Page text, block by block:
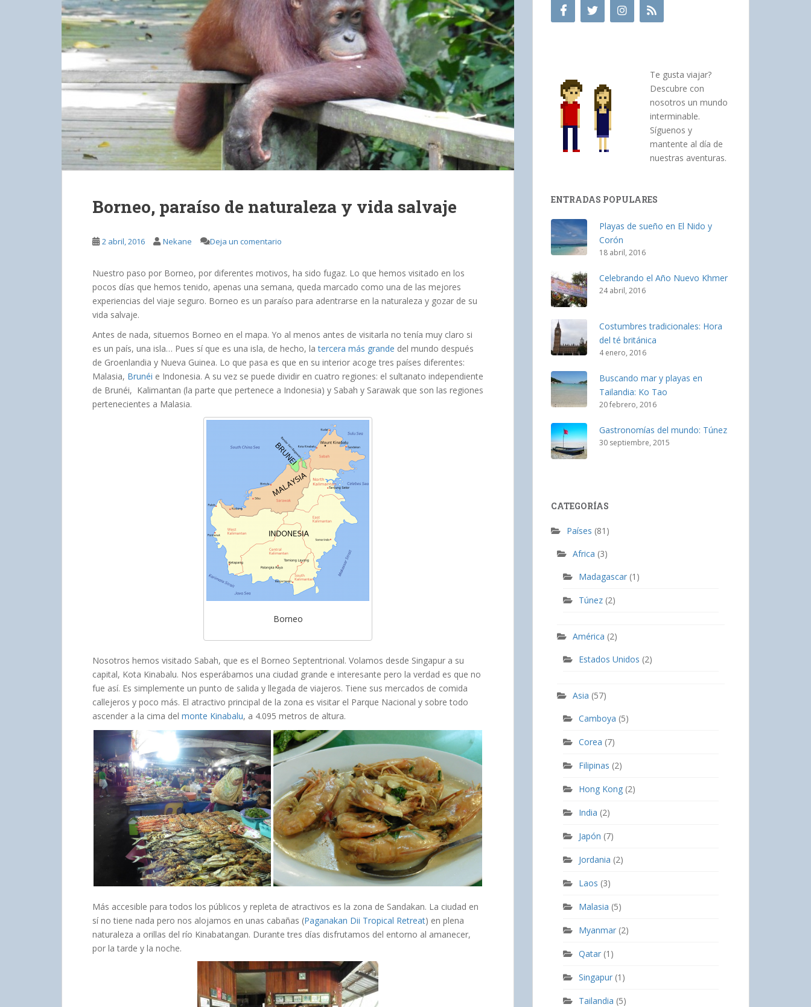
Borneo, paraíso de naturaleza y vida salvaje
2 abril, 2016 Nekane Deja un comentario
Nuestro paso por Borneo, por diferentes motivos, ha sido fugaz. Lo que hemos visitado en los
pocos días que hemos tenido, apenas una semana, queda marcado como una de las mejores
experiencias del viaje seguro. Borneo es un paraíso para adentrarse en la naturaleza y gozar de su
vida salvaje.
Antes de nada, situemos Borneo en el mapa. Yo al menos antes de visitarla no tenía muy claro si
es un país, una isla… Pues sí que es una isla, de hecho, latercera más grande del mundo después
de Groenlandia y Nueva Guinea. Lo que pasa es que en su interior acoge tres países diferentes:
Malasia, Brunéi e Indonesia. A su vez se puede dividir en cuatro regiones: el sultanato independiente
de Brunéi, Kalimantan (la parte que pertenece a Indonesia) y Sabah y Sarawak que son las regiones
pertenecientes a Malasia.
Borneo
Nosotros hemos visitado Sabah, que es el Borneo Septentrional. Volamos desde Singapur a su
capital, Kota Kinabalu. Nos esperábamos una ciudad grande e interesante pero la verdad es que no
fue así. Es simplemente un punto de salida y llegada de viajeros. Tiene sus mercados de comida
callejeros y poco más. El atractivo principal de la zona es visitar el Parque Nacional y sobre todo
ascender a la cima del monte Kinabalu, a 4.095 metros de altura.
Más accesible para todos los públicos y repleta de atractivos es la zona de Sandakan. La ciudad en
sí no tiene nada pero nos alojamos en unas cabañas (Paganakan Dii Tropical Retreat) en plena
naturaleza a orillas del río Kinabatangan. Durante tres días disfrutamos del entorno al amanecer,
por la tarde y la noche.
Te gusta viajar?
Descubre con
nosotros un mundo
interminable.
Síguenos y
mantente al día de
nuestras aventuras.
ENTRADAS POPULARES
Playas de sueño en El Nido y
Corón
18 abril, 2016
Celebrando el Año Nuevo Khmer
24 abril, 2016
Costumbres tradicionales: Hora
del té británica
4 enero, 2016
Buscando mar y playas en
Tailandia: Ko Tao
20 febrero, 2016
Gastronomías del mundo: Túnez
30 septiembre, 2015
CATEGORÍAS
Países (81)
Africa (3)
Madagascar (1)
Túnez (2)
América (2)
Estados Unidos (2)
Asia (57)
Camboya (5)
Corea (7)
Filipinas (2)
Hong Kong (2)
India (2)
Japón (7)
Jordania (2)
Laos (3)
Malasia (5)
Myanmar (2)
Qatar (1)
Singapur (1)
Tailandia (5)